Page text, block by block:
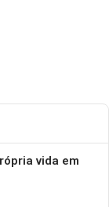
vida em